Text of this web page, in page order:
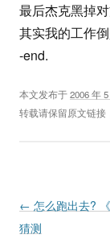
最后杰克黑掉
其实我的工作
-end.
本文发布于2006 年
转载请保留原文链接
Post navigation
← 怎么跑出去?
猜测